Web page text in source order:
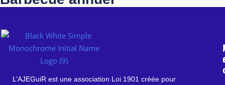
L’AJEGuiR est une association Loi 1901 créée pour